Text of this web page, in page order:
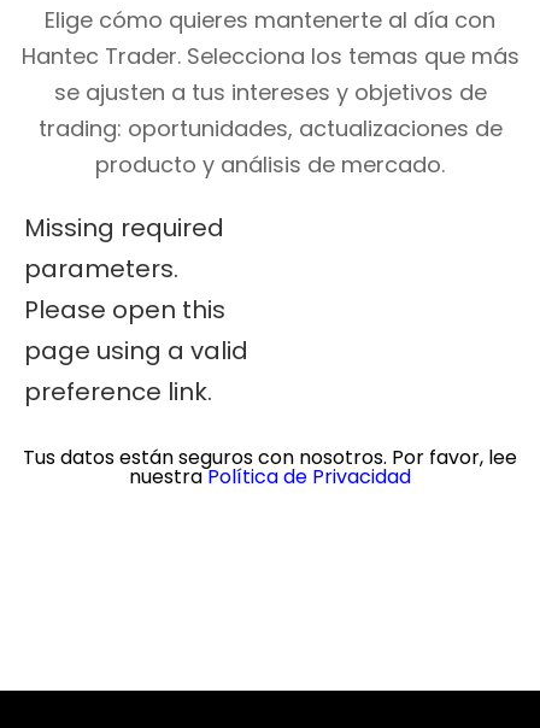
Elige cómo quieres mantenerte al día con
Hantec Trader. Selecciona los temas que más
se ajusten a tus intereses y objetivos de
trading: oportunidades, actualizaciones de
producto y análisis de mercado.
Missing required
parameters.
Please open this
page using a valid
preference link.
Tus datos están seguros con nosotros. Por favor, lee
nuestraPolítica de Privacidad